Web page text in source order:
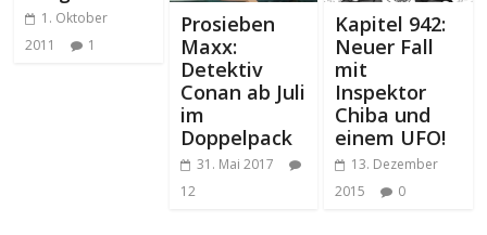
1. Oktober
2011
1
Prosieben
Maxx:
Detektiv
Conan ab Juli
im
Doppelpack
31. Mai 2017
12
Kapitel 942:
Neuer Fall
mit
Inspektor
Chiba und
einem UFO!
13. Dezember
2015
0